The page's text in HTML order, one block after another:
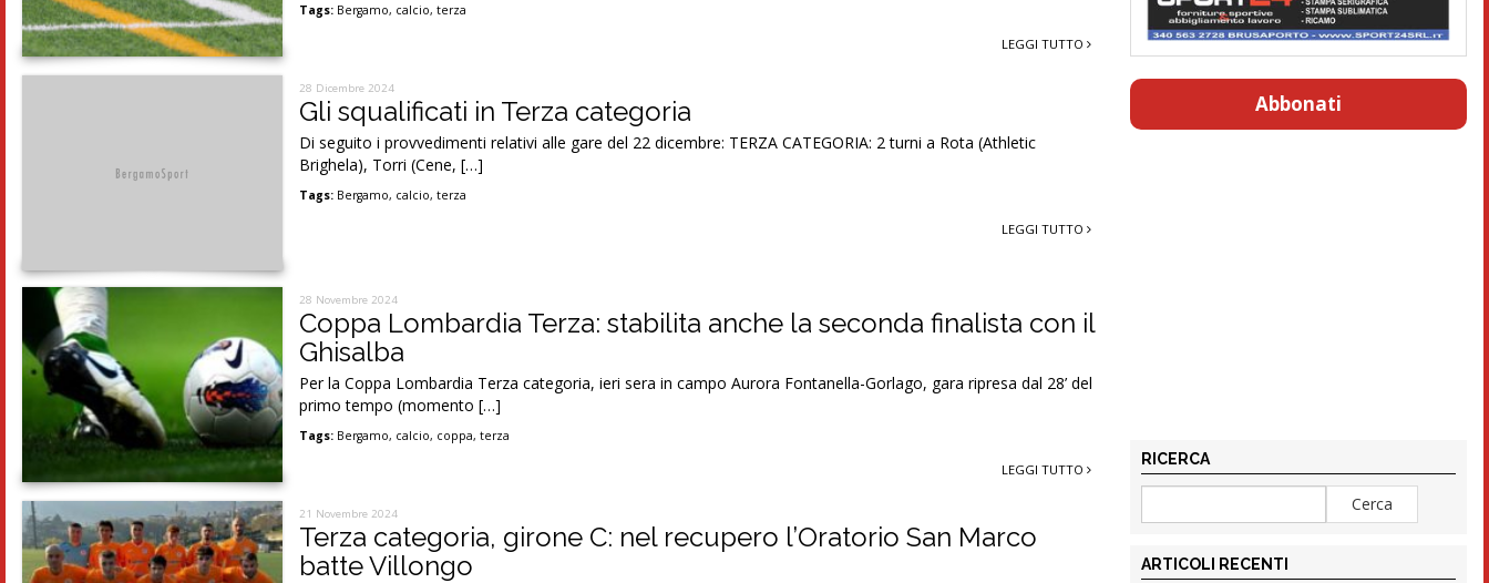
Tags: Bergamo, calcio,terza
LEGGI TUTTO
28 Dicembre 2024
Gli squalificati in Terza categoria
Di seguito i provvedimenti relativi alle gare del 22 dicembre: TERZA CATEGORIA: 2 turni a Rota (Athletic
Brighela), Torri (Cene, […]
Tags: Bergamo, calcio,terza
LEGGI TUTTO
28 Novembre 2024
Coppa Lombardia Terza: stabilita anche la seconda finalista con il
Ghisalba
Per la Coppa Lombardia Terza categoria, ieri sera in campo Aurora Fontanella-Gorlago, gara ripresa dal 28’ del
primo tempo (momento […]
Tags: Bergamo, calcio, coppa,terza
LEGGI TUTTO
21 Novembre 2024
Terza categoria, girone C: nel recupero l’Oratorio San Marco
batte Villongo
Abbonati
RICERCA
ARTICOLI RECENTI